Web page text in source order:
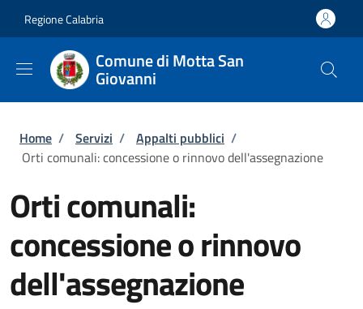
Regione Calabria
Comune di Motta San
Giovanni
Briciole di pane
Home / Servizi / Appalti pubblici /
Orti comunali: concessione o rinnovo dell'assegnazione
Orti comunali:
concessione o rinnovo
dell'assegnazione